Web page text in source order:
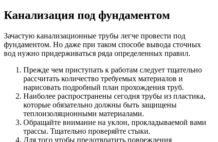
Канализация под фундаментом
Зачастую канализационные трубы легче провести под
фундаментом. Но даже при таком способе вывода сточных
вод нужно придерживаться ряда определенных правил.
Прежде чем приступать к работам следует тщательно
рассчитать количество требуемых материалов и
нарисовать подробный план прохождения труб.
Наиболее распространены сегодня трубы из пластика,
которые обязательно должны быть защищены
теплоизоляционными материалами.
Обращайте внимание на уклон, прокладываемой вами
трассы. Тщательно проверяйте стыки.
Для того чтобы предотвратить повреждения